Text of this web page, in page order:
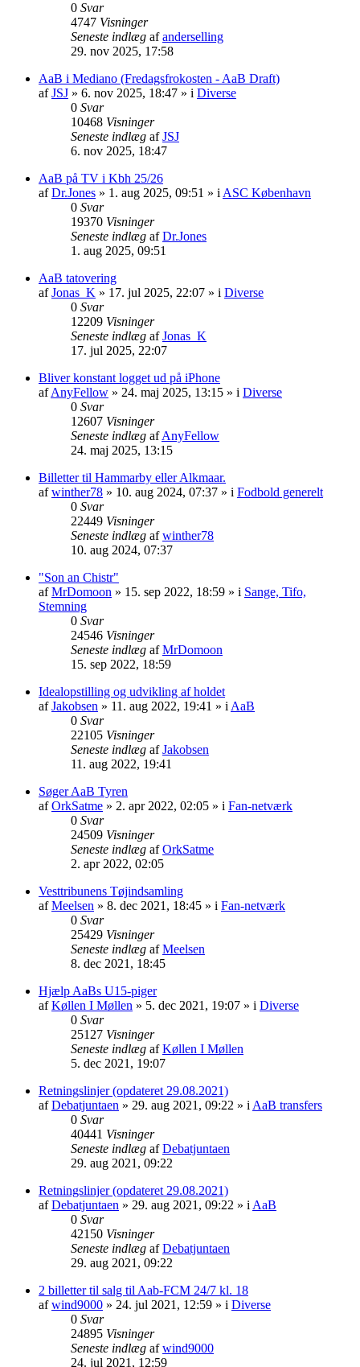
0 Svar
4747 Visninger
Seneste indlæg afanderselling
29. nov 2025, 17:58
AaB i Mediano (Fredagsfrokosten - AaB Draft)
afJSJ » 6. nov 2025, 18:47 » i Diverse
0 Svar
10468 Visninger
Seneste indlæg afJSJ
6. nov 2025, 18:47
AaB på TV i Kbh 25/26
afDr.Jones » 1. aug 2025, 09:51 » i ASC København
0 Svar
19370 Visninger
Seneste indlæg afDr.Jones
1. aug 2025, 09:51
AaB tatovering
afJonas_K » 17. jul 2025, 22:07 » i Diverse
0 Svar
12209 Visninger
Seneste indlæg afJonas_K
17. jul 2025, 22:07
Bliver konstant logget ud på iPhone
afAnyFellow » 24. maj 2025, 13:15 » i Diverse
0 Svar
12607 Visninger
Seneste indlæg afAnyFellow
24. maj 2025, 13:15
Billetter til Hammarby eller Alkmaar.
afwinther78 » 10. aug 2024, 07:37 » i Fodbold generelt
0 Svar
22449 Visninger
Seneste indlæg afwinther78
10. aug 2024, 07:37
"Son an Chistr"
afMrDomoon » 15. sep 2022, 18:59 » i Sange, Tifo,
Stemning
0 Svar
24546 Visninger
Seneste indlæg afMrDomoon
15. sep 2022, 18:59
Idealopstilling og udvikling af holdet
afJakobsen » 11. aug 2022, 19:41 » i AaB
0 Svar
22105 Visninger
Seneste indlæg afJakobsen
11. aug 2022, 19:41
Søger AaB Tyren
afOrkSatme » 2. apr 2022, 02:05 » i Fan-netværk
0 Svar
24509 Visninger
Seneste indlæg afOrkSatme
2. apr 2022, 02:05
Vesttribunens Tøjindsamling
afMeelsen » 8. dec 2021, 18:45 » i Fan-netværk
0 Svar
25429 Visninger
Seneste indlæg afMeelsen
8. dec 2021, 18:45
Hjælp AaBs U15-piger
afKøllen I Møllen » 5. dec 2021, 19:07 » i Diverse
0 Svar
25127 Visninger
Seneste indlæg afKøllen I Møllen
5. dec 2021, 19:07
Retningslinjer (opdateret 29.08.2021)
afDebatjuntaen » 29. aug 2021, 09:22 » i AaB transfers
0 Svar
40441 Visninger
Seneste indlæg afDebatjuntaen
29. aug 2021, 09:22
Retningslinjer (opdateret 29.08.2021)
afDebatjuntaen » 29. aug 2021, 09:22 » i AaB
0 Svar
42150 Visninger
Seneste indlæg afDebatjuntaen
29. aug 2021, 09:22
2 billetter til salg til Aab-FCM 24/7 kl. 18
afwind9000 » 24. jul 2021, 12:59 » i Diverse
0 Svar
24895 Visninger
Seneste indlæg afwind9000
24. jul 2021, 12:59